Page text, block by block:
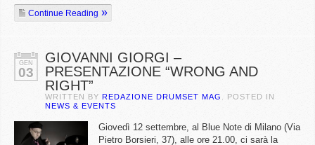
Continue Reading
GEN
03
GIOVANNI GIORGI –
PRESENTAZIONE “WRONG AND
RIGHT”
WRITTEN BY REDAZIONE DRUMSET MAG
. POSTED IN
NEWS & EVENTS
Giovedì 12 settembre, al Blue Note di Milano (Via
Pietro Borsieri, 37), alle ore 21.00, ci sarà la